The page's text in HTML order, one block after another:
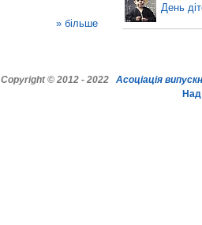
» більше
День
Copyright © 2012- 2022
Асоціація
Над